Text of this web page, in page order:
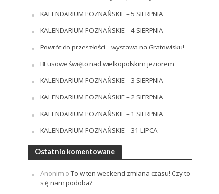
KALENDARIUM POZNAŃSKIE – 5 SIERPNIA
KALENDARIUM POZNAŃSKIE – 4 SIERPNIA
Powrót do przeszłości – wystawa na Gratowisku!
BLusowe święto nad wielkopolskim jeziorem
KALENDARIUM POZNAŃSKIE – 3 SIERPNIA
KALENDARIUM POZNAŃSKIE – 2 SIERPNIA
KALENDARIUM POZNAŃSKIE – 1 SIERPNIA
KALENDARIUM POZNAŃSKIE – 31 LIPCA
Ostatnio komentowane
Anonim oTo w ten weekend zmiana czasu! Czy to
się nam podoba?